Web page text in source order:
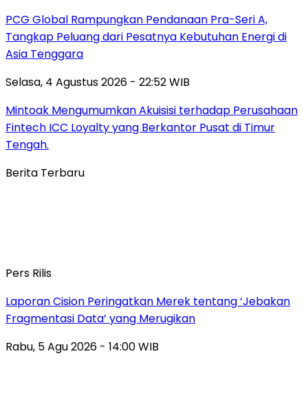
PCG Global Rampungkan Pendanaan Pra-Seri A,
Tangkap Peluang dari Pesatnya Kebutuhan Energi di
Asia Tenggara
Selasa, 4 Agustus 2026 - 22:52 WIB
Mintoak Mengumumkan Akuisisi terhadap Perusahaan
Fintech ICC Loyalty yang Berkantor Pusat di Timur
Tengah.
Berita Terbaru
Pers Rilis
Laporan Cision Peringatkan Merek tentang ‘Jebakan
Fragmentasi Data’ yang Merugikan
Rabu, 5 Agu 2026 - 14:00 WIB